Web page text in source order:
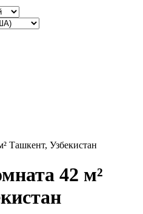
Ташкент, Узбекистан
42 м²